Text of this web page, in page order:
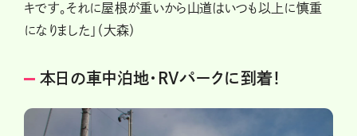
キです。それに屋根が重いから山道はいつも以上に慎重
になりました」（大森）
本日の車中泊地・RVパークに到着！